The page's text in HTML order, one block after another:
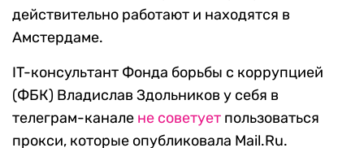
действительно работают и находятся в
Амстердаме.
IT-консультант Фонда борьбы с коррупцией
(ФБК) Владислав Здольников у себя в
телеграм-канале не советует пользоваться
прокси, которые опубликовала Mail.Ru.